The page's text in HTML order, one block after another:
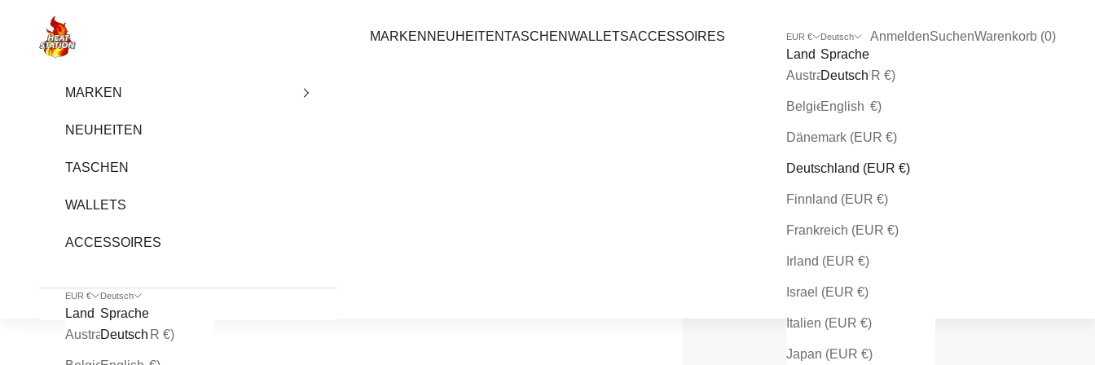
heatstation
MARKEN NEUHEITENTASCHENWALLETSACCESSOIRES EUR €
Land
Australien (EUR €)
Belgien (EUR €)
Dänemark (EUR €)
Deutschland (EUR €)
Finnland (EUR €)
Frankreich (EUR €)
Irland (EUR €)
Israel (EUR €)
Italien (EUR €)
Japan (EUR €)
Deutsch
Sprache
Deutsch
English
Kundenkontoseite öffnen
AnmeldenSuche öffnen
SuchenWarenkorb öffnen
Warenkorb (0)
MARKEN
NEUHEITEN
TASCHEN
WALLETS
ACCESSOIRES
EUR €
Land
Australien (EUR €)
Deutsch
Sprache
Deutsch